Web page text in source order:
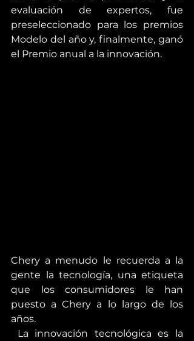
evaluación de expertos, fue
preseleccionado para los premios
Modelo del año y, finalmente, ganó
el Premio anual a la innovación.
Chery a menudo le recuerda a la
gente la tecnología, una etiqueta
que los consumidores le han
puesto a Chery a lo largo de los
años.